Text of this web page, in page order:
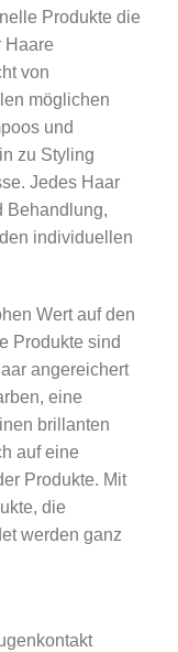
Produkte die
Haare
von
möglichen
und
zu Styling
Jedes Haar
Behandlung,
individuellen
Wert auf den
Produkte sind
angereichert
eine
brillanten
auf eine
Produkte. Mit
die
werden ganz